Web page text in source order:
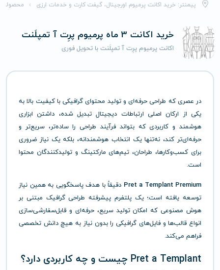
پیمنتر: خرید اکانت پرمیوم اورجینال، گیفت کارت و خدمات ارزی
خرید اکانت 3 ماه پرمیوم پرِت آ تمپلَنت
اکانت پرمیوم پرِت آ تمپلَنت با تحویل فوری
در عصری که طراحی حرفه‌ای و تولید محتوای گرافیکی با کیفیت بالا به
یکی از ارکان اصلی ارتباطات دیجیتال تبدیل شده، داشتن ابزاری
هوشمند و کاربردی که بتواند فرآیند طراحی را ساده‌تر، سریع‌تر و
حرفه‌ای‌تر کند، نه‌تنها یک انتخاب هوشمندانه، بلکه یک نیاز ضروری
برای کسب‌وکارها، طراحان، تیم‌های مارکتینگ و تولیدکنندگان محتوا
است.
Pret a Templant Premium دقیقاً با هدف پاسخگویی به همین نیاز
توسعه یافته است؛ یک پلتفرم پیشرفته طراحی گرافیک مبتنی بر
هوش مصنوعی که امکان تولید سریع، حرفه‌ای و قابل‌سفارشی‌سازی
انواع قالب‌ها و فایل‌های گرافیکی را بدون نیاز به هیچ دانش تخصصی
فراهم می‌کند.
Pret a Templant چیست و چه کاربردی دارد؟